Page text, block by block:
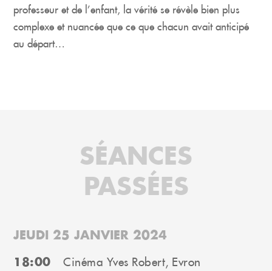
professeur et de l’enfant, la vérité se révèle bien plus
complexe et nuancée que ce que chacun avait anticipé
au départ…
SÉANCES
PASSÉES
JEUDI 25 JANVIER 2024
18:00 Cinéma Yves Robert, Evron